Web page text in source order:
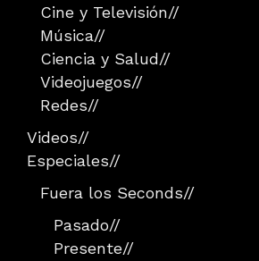
Cine y Televisión//
Música//
Ciencia y Salud//
Videojuegos//
Redes//
Videos//
Especiales//
Fuera los Seconds//
Pasado//
Presente//